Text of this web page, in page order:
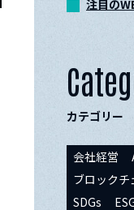
注目の
カテゴリー
会社経営
ブロックチ
SDGs